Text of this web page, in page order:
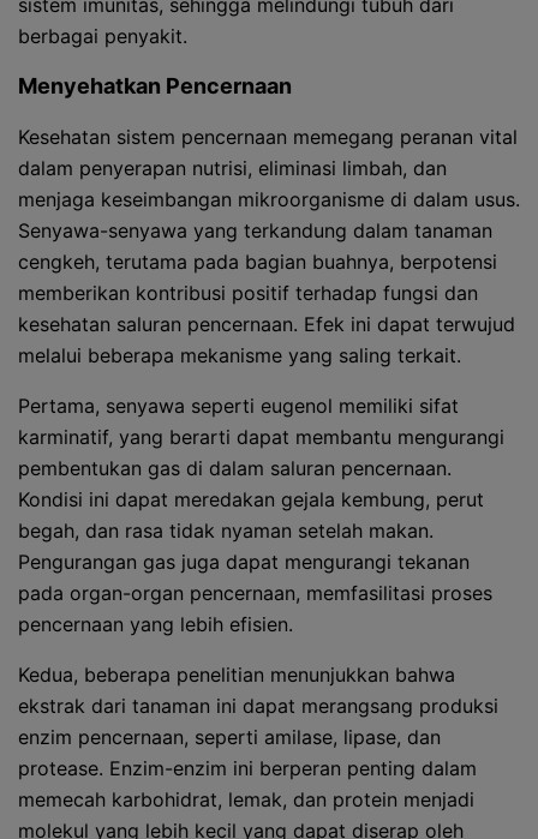
sistem imunitas, sehingga melindungi tubuh dari
berbagai penyakit.
Menyehatkan Pencernaan
Kesehatan sistem pencernaan memegang peranan vital
dalam penyerapan nutrisi, eliminasi limbah, dan
menjaga keseimbangan mikroorganisme di dalam usus.
Senyawa-senyawa yang terkandung dalam tanaman
cengkeh, terutama pada bagian buahnya, berpotensi
memberikan kontribusi positif terhadap fungsi dan
kesehatan saluran pencernaan. Efek ini dapat terwujud
melalui beberapa mekanisme yang saling terkait.
Pertama, senyawa seperti eugenol memiliki sifat
karminatif, yang berarti dapat membantu mengurangi
pembentukan gas di dalam saluran pencernaan.
Kondisi ini dapat meredakan gejala kembung, perut
begah, dan rasa tidak nyaman setelah makan.
Pengurangan gas juga dapat mengurangi tekanan
pada organ-organ pencernaan, memfasilitasi proses
pencernaan yang lebih efisien.
Kedua, beberapa penelitian menunjukkan bahwa
ekstrak dari tanaman ini dapat merangsang produksi
enzim pencernaan, seperti amilase, lipase, dan
protease. Enzim-enzim ini berperan penting dalam
memecah karbohidrat, lemak, dan protein menjadi
molekul yang lebih kecil yang dapat diserap oleh